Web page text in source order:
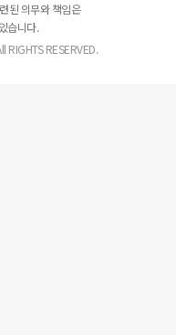
된 의무와 책임은
습니다.
RESERVED.